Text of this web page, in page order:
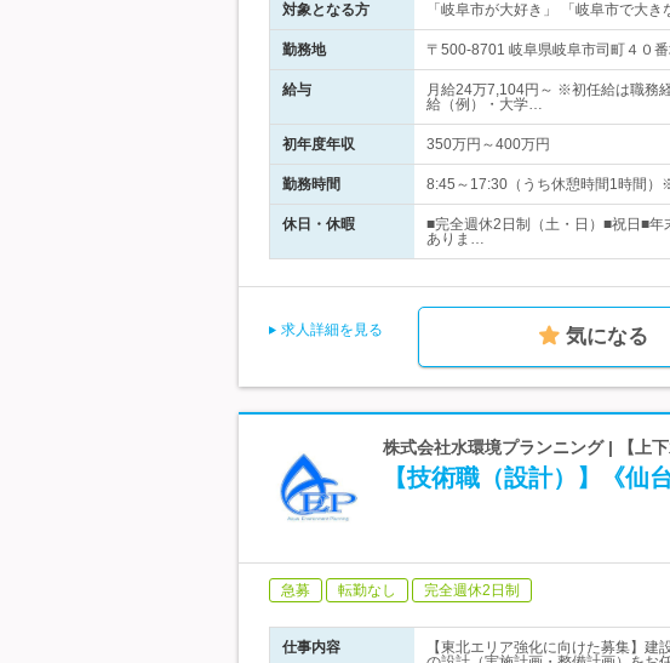
対象となる方 「岐阜市が大好き」 「岐阜市で大
勤務地 〒500-8701 岐阜県岐阜市司町４０番
給与
月給24万7,104円～ ※初任給は職務
給（例）・大学…
初年度年収 350万円～400万円
勤務時間 8:45～17:30（うち休憩時間1時間）
休日・休暇
■完全週休2日制（土・日）■祝日■
ありま…
求人詳細を見る 気になる
株式会社水環境プランニング | 【上
【技術職（設計）】《仙
急募 転勤なし 完全週休2日制
仕事内容
【東北エリア強化に向けた募集】